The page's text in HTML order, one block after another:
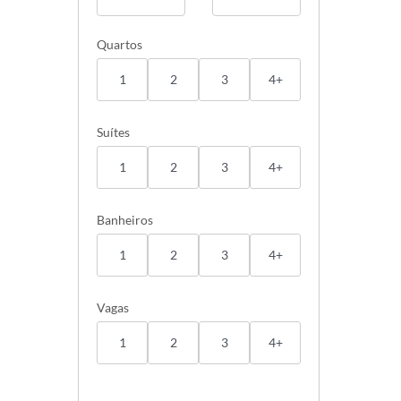
Quartos
1 2 3 4+
Suítes
1 2 3 4+
Banheiros
1 2 3 4+
Vagas
1 2 3 4+